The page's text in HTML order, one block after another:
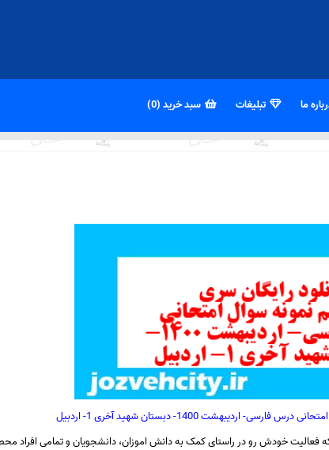
ما تبلیغات سبد خرید (0)
اردیبهشت 1400- دبستان شهید آخری 1- اردبیل
فعالیت خودش رو در راستای کمک به دانش اموزان، دانشجویان و تمامی افراد